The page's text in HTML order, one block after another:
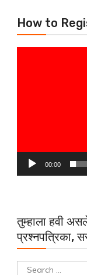
How to
00:00
तुम्हाला हवी
प्रश्नपत्रिका,